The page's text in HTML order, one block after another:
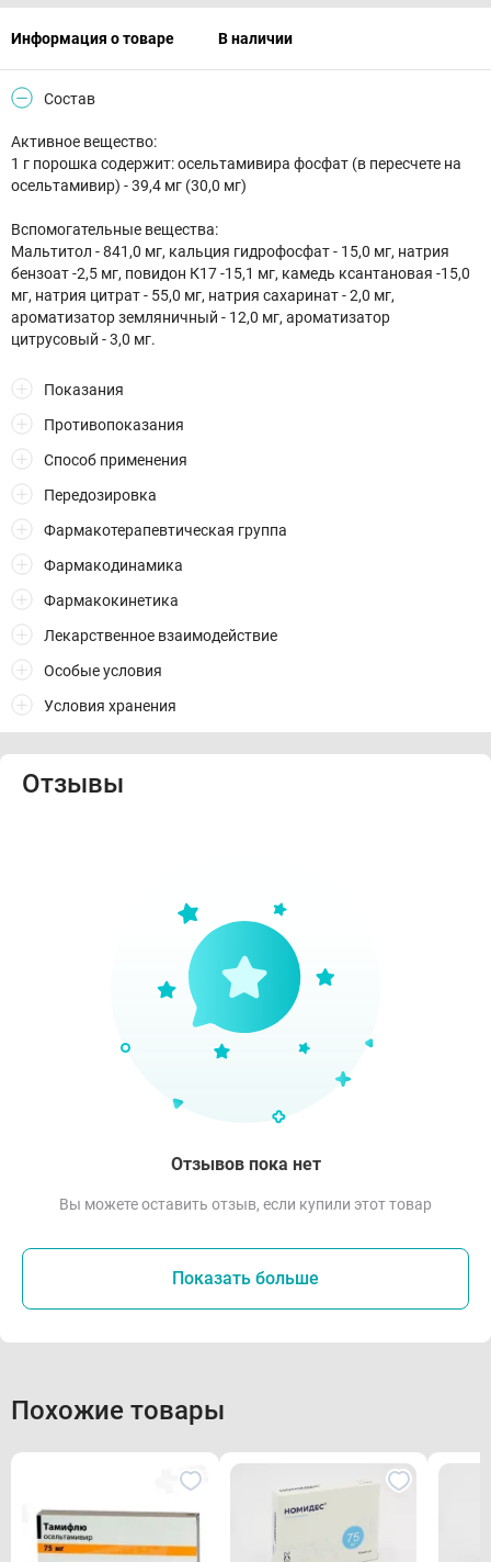
Информация о товаре В наличии
Состав
Активное вещество:
1 г порошка содержит: осельтамивира фосфат (в пересчете на
осельтамивир) - 39,4 мг (30,0 мг)
Вспомогательные вещества:
Мальтитол - 841,0 мг, кальция гидрофосфат - 15,0 мг, натрия
бензоат -2,5 мг, повидон К17 -15,1 мг, камедь ксантановая -15,0
мг, натрия цитрат - 55,0 мг, натрия сахаринат - 2,0 мг,
ароматизатор земляничный - 12,0 мг, ароматизатор
цитрусовый - 3,0 мг.
Показания
Противопоказания
Способ применения
Передозировка
Фармакотерапевтическая группа
Фармакодинамика
Фармакокинетика
Лекарственное взаимодействие
Особые условия
Условия хранения
Отзывы
Отзывов пока нет
Вы можете оставить отзыв, если купили этот товар
Показать больше
Похожие товары